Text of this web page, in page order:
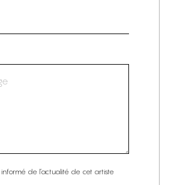
de l’actualité de cet artiste